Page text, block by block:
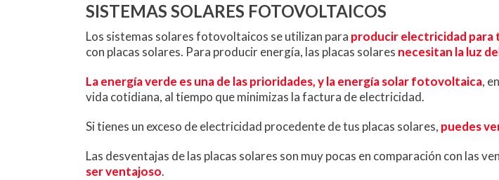
SISTEMAS SOLARES FOTOVOLTAICOS
Los sistemas solares fotovoltaicos se utilizan para producir electricidad para
con placas solares. Para producir energía, las placas solares necesitan la luz
La energía verde es una de las prioridades, y la energía solar fotovoltaica,
vida cotidiana, al tiempo que minimizas la factura de electricidad.
Si tienes un exceso de electricidad procedente de tus placas solares, puedes
Las desventajas de las placas solares son muy pocas en comparación con las
ser ventajoso.